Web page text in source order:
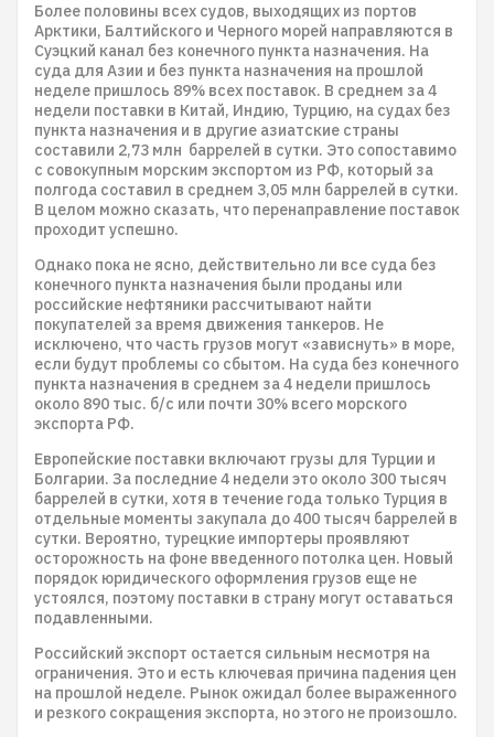
Более половины всех судов, выходящих из портов
Арктики, Балтийского и Черного морей направляются в
Суэцкий канал без конечного пункта назначения. На
суда для Азии и без пункта назначения на прошлой
неделе пришлось 89% всех поставок. В среднем за 4
недели поставки в Китай, Индию, Турцию, на судах без
пункта назначения и в другие азиатские страны
составили 2,73 млн баррелей в сутки. Это сопоставимо
с совокупным морским экспортом из РФ, который за
полгода составил в среднем 3,05 млн баррелей в сутки.
В целом можно сказать, что перенаправление поставок
проходит успешно.
Однако пока не ясно, действительно ли все суда без
конечного пункта назначения были проданы или
российские нефтяники рассчитывают найти
покупателей за время движения танкеров. Не
исключено, что часть грузов могут «зависнуть» в море,
если будут проблемы со сбытом. На суда без конечного
пункта назначения в среднем за 4 недели пришлось
около 890 тыс. б/с или почти 30% всего морского
экспорта РФ.
Европейские поставки включают грузы для Турции и
Болгарии. За последние 4 недели это около 300 тысяч
баррелей в сутки, хотя в течение года только Турция в
отдельные моменты закупала до 400 тысяч баррелей в
сутки. Вероятно, турецкие импортеры проявляют
осторожность на фоне введенного потолка цен. Новый
порядок юридического оформления грузов еще не
устоялся, поэтому поставки в страну могут оставаться
подавленными.
Российский экспорт остается сильным несмотря на
ограничения. Это и есть ключевая причина падения цен
на прошлой неделе. Рынок ожидал более выраженного
и резкого сокращения экспорта, но этого не произошло.